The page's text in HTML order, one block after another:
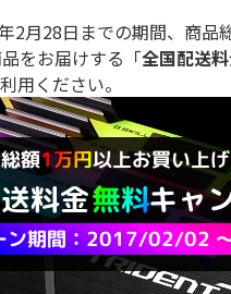
2月28日までの期間、商品
をお届けする「全国配送
用ください。